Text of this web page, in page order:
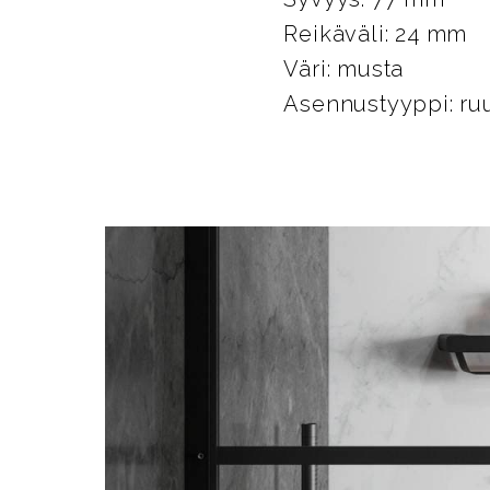
Reikäväli: 24 mm
Väri: musta
Asennustyyppi: